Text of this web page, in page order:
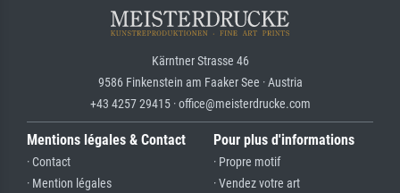
Kärntner Strasse 46
9586 Finkenstein am Faaker See · Austria
+43 4257 29415 · office@meisterdrucke.com
Mentions légales & Contact
· Contact
· Mention légales
Pour plus d'informations
· Propre motif
· Vendez votre art